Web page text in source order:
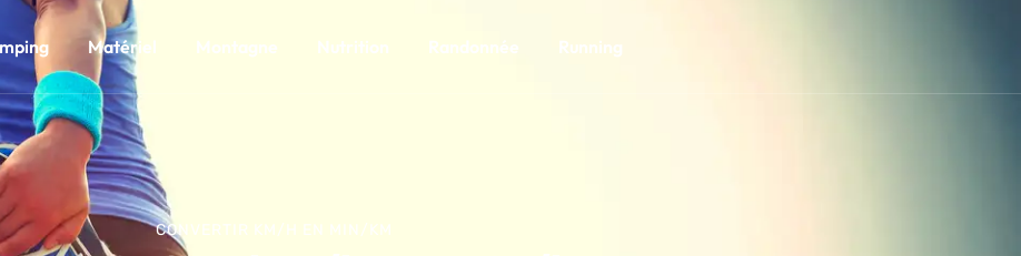
Matériel Montagne Nutrition Randonnée Running
CONVERTIR KM/H EN MIN/KM